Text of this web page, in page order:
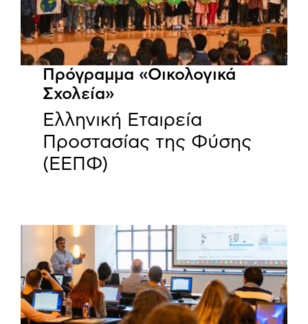
Πρόγραμμα «Οικολογικά
Σχολεία»
Ελληνική Εταιρεία
Προστασίας της Φύσης
(ΕΕΠΦ)